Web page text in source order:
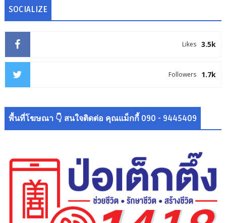
SOCIALIZE
3.5k
Likes
1.7k
Followers
พื้นที่โฆษณา 👇 สนใจติดต่อ คุณแม็กกี้ 090 - 9445409